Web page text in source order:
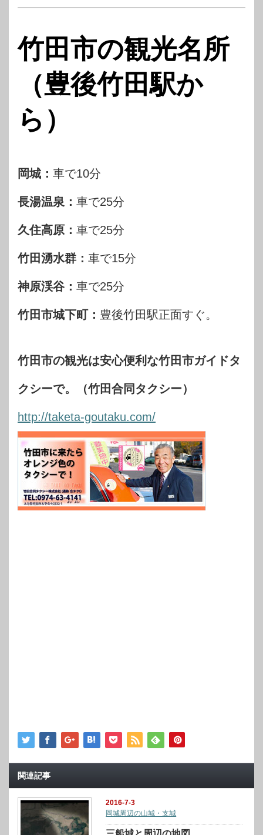
竹田市の観光名所
（豊後竹田駅か
ら）
岡城： 車で10分
長湯温泉： 車で25分
久住高原： 車で25分
竹田湧水群： 車で15分
神原渓谷： 車で25分
竹田市城下町： 豊後竹田駅正面すぐ。
竹田市の観光は安心便利な竹田市ガイドタ
クシーで。（竹田合同タクシー）
http://taketa-goutaku.com/
関連記事
2016-7-3
岡城周辺の山城・支城